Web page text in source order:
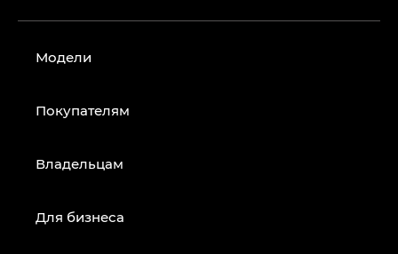
Модели
Покупателям
Владельцам
Для бизнеса